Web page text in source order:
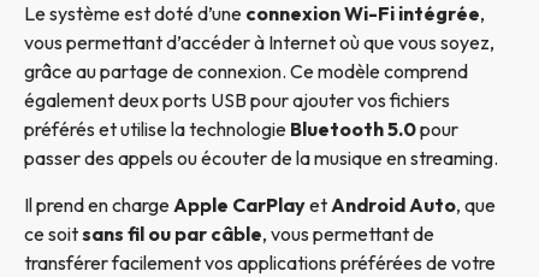
Le système est doté d’une connexion Wi-Fi intégrée,
vous permettant d’accéder à Internet où que vous soyez,
grâce au partage de connexion. Ce modèle comprend
également deux ports USB pour ajouter vos fichiers
préférés et utilise la technologie Bluetooth 5.0pour
passer des appels ou écouter de la musique en streaming.
Il prend en charge Apple CarPlayet Android Auto, que
ce soitsans fil ou par câble, vous permettant de
transférer facilement vos applications préférées de votre